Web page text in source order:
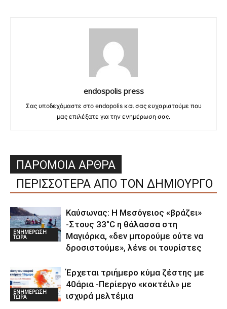
endospolis press
Σας υποδεχόμαστε στο endopolis και σας ευχαριστούμε που
μας επιλέξατε για την ενημέρωση σας.
ΠΑΡΟΜΟΙΑ ΑΡΘΡΑ
ΠΕΡΙΣΣΟΤΕΡΑ ΑΠΟ ΤΟΝ ΔΗΜΙΟΥΡΓΟ
ΕΝΗΜΕΡΩΣΗ
ΤΩΡΑ
Καύσωνας: Η Μεσόγειος «βράζει»
-Στους 33°C η θάλασσα στη
Μαγιόρκα, «δεν μπορούμε ούτε να
δροσιστούμε», λένε οι τουρίστες
ΕΝΗΜΕΡΩΣΗ
ΤΩΡΑ
Έρχεται τριήμερο κύμα ζέστης με
40άρια -Περίεργο «κοκτέιλ» με
ισχυρά μελτέμια